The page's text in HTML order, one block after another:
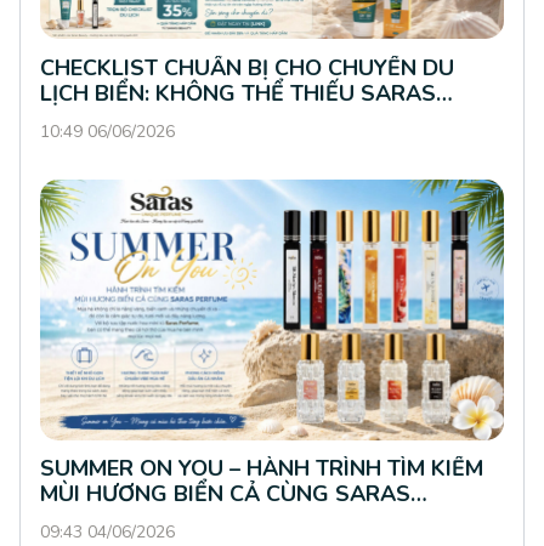
CHECKLIST CHUẨN BỊ CHO CHUYẾN DU
LỊCH BIỂN: KHÔNG THỂ THIẾU SARAS
PERFUME
10:49 06/06/2026
SUMMER ON YOU – HÀNH TRÌNH TÌM KIẾM
MÙI HƯƠNG BIỂN CẢ CÙNG SARAS
PERFUME
09:43 04/06/2026